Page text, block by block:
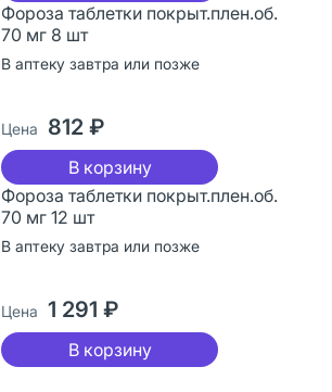
Фороза таблетки покрыт.плен.об.
70 мг 8 шт
В аптеку завтра или позже
Цена 812 ₽
В корзину
Фороза таблетки покрыт.плен.об.
70 мг 12 шт
В аптеку завтра или позже
Цена 1 291 ₽
В корзину